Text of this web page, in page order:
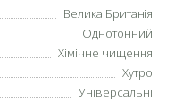
Велика Британія
Однотонний
Хімічне чищення
Хутро
Універсальні